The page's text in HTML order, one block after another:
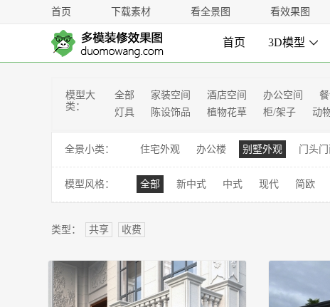
首页 下载素材 看全景图 看效果图
首页 3D模型 
模型大
类：
全部 家装空间 酒店空间 办公空间
灯具
陈设饰品 植物花草 柜/架子 动
全景小类： 住宅外观 办公楼 别墅外观 门头门
模型风格： 全部 新中式 中式 现代 简欧
类型： 共享 收费